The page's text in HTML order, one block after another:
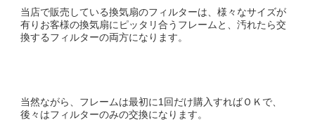
当店で販売している換気扇のフィルターは、様々なサイズが
有りお客様の換気扇にピッタリ合うフレームと、汚れたら交
換するフィルターの両方になります。
当然ながら、フレームは最初に1回だけ購入すればＯＫで、
後々はフィルターのみの交換になります。